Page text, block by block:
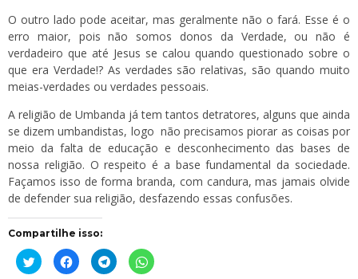
O outro lado pode aceitar, mas geralmente não o fará. Esse é o
erro maior, pois não somos donos da Verdade, ou não é
verdadeiro que até Jesus se calou quando questionado sobre o
que era Verdade!? As verdades são relativas, são quando muito
meias-verdades ou verdades pessoais.
A religião de Umbanda já tem tantos detratores, alguns que ainda
se dizem umbandistas, logo não precisamos piorar as coisas por
meio da falta de educação e desconhecimento das bases de
nossa religião. O respeito é a base fundamental da sociedade.
Façamos isso de forma branda, com candura, mas jamais olvide
de defender sua religião, desfazendo essas confusões.
Compartilhe isso:
Clique
para
Clique
para
Clique
para
Clique
para